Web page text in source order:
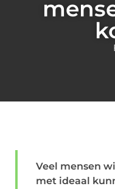
Veel mensen
met ideaal